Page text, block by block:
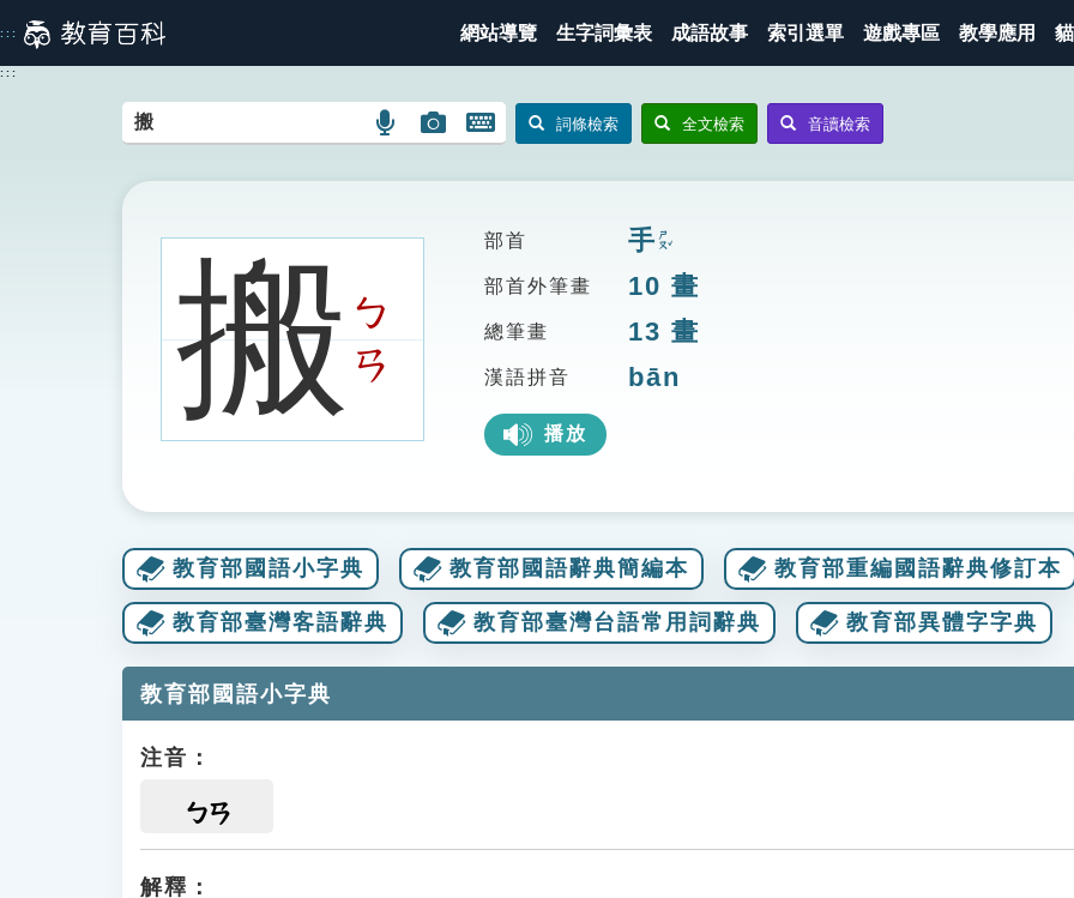
到
主
::: 網站導覽 生字詞彙表 成語故事 索引選單 遊戲專區 教學應用
:::
語
搜
圖
圖
搜
開
鍵
圖
詞條檢索 全文檢索 音讀檢索
搬ㄅ
ㄢ
部首 手ㄕㄡˇ
部首外筆畫 10 畫
總筆畫 13 畫
漢語拼音 bān
播放
教育部國語小字典 教育部國語辭典簡編本 教育部重編國語辭典修訂本
教育部臺灣客語辭典 教育部臺灣台語常用詞辭典 教育部異體字字典
教育部國語小字典
注音：
ㄅㄢ
解釋：